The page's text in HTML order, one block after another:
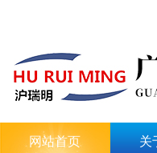
网站首页 关